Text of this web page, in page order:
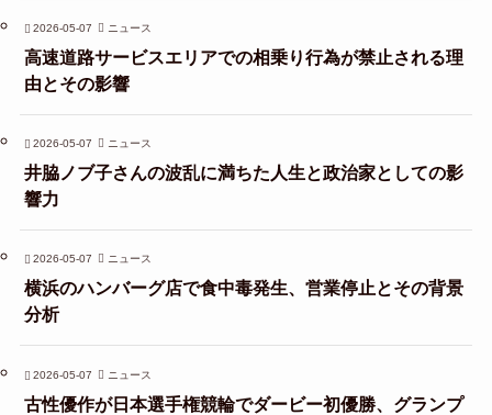
2026-05-07 ニュース
高速道路サービスエリアでの相乗り行為が禁止される理
由とその影響
2026-05-07 ニュース
井脇ノブ子さんの波乱に満ちた人生と政治家としての影
響力
2026-05-07 ニュース
横浜のハンバーグ店で食中毒発生、営業停止とその背景
分析
2026-05-07 ニュース
古性優作が日本選手権競輪でダービー初優勝、グランプ